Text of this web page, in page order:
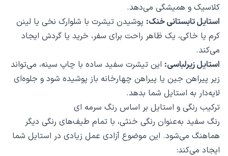
کلاسیک و همیشگی می‌دهد.
استایل تابستانی خنک: پوشیدن تیشرت با شلوارک نخی یا لینن
کرم یا خاکی، یک ظاهر راحت برای سفر، خرید یا گردش ایجاد
می‌کند.
استایل زیرلباسی: این تیشرت سفید ساده با چاپ سینه، می‌تواند
زیر پیراهن جین یا پیراهن چهارخانه باز پوشیده شود و جلوه‌ای
لایه‌دار به استایل شما بدهد.
ترکیب رنگی و استایل بر اساس رنگ سرمه ای
رنگ سفید به‌عنوان رنگی خنثی، با تمام طیف‌های رنگی دیگر
هماهنگ می‌شود. این موضوع آزادی عمل زیادی در استایل شما
ایجاد می‌کند: